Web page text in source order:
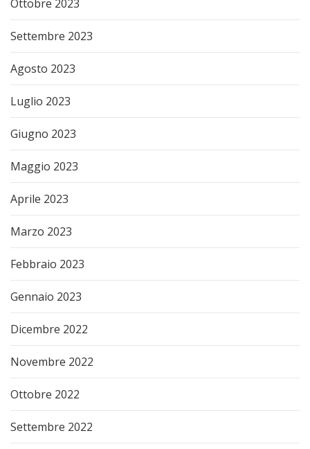
Ottobre 2023
Settembre 2023
Agosto 2023
Luglio 2023
Giugno 2023
Maggio 2023
Aprile 2023
Marzo 2023
Febbraio 2023
Gennaio 2023
Dicembre 2022
Novembre 2022
Ottobre 2022
Settembre 2022